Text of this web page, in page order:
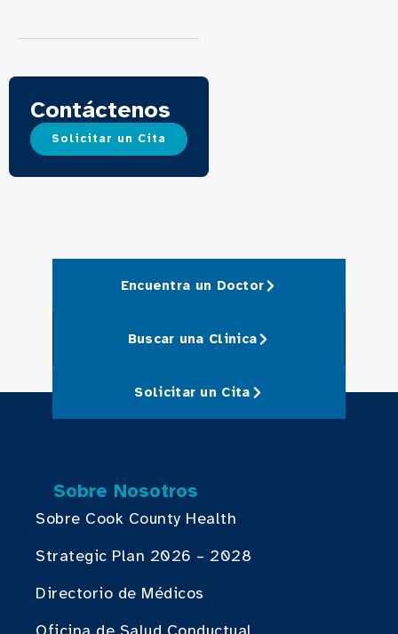
Contáctenos
Solicitar un Cita
Encuentra un Doctor
Buscar una Clinica
Solicitar un Cita
Sobre Nosotros
Sobre Cook County Health
Strategic Plan 2026 – 2028
Directorio de Médicos